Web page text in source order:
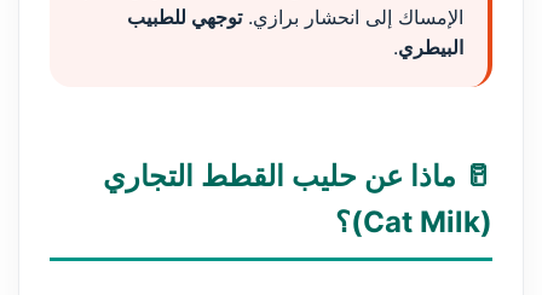
الإمساك إلى انحشار برازي.توجهي للطبيب
البيطري.
🥛 ماذا عن حليب القطط التجاري
(Cat Milk)؟